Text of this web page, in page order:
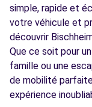
simple, rapide et
votre véhicule et
découvrir
Que ce soit pour
famille ou une
de mobilité
expérience